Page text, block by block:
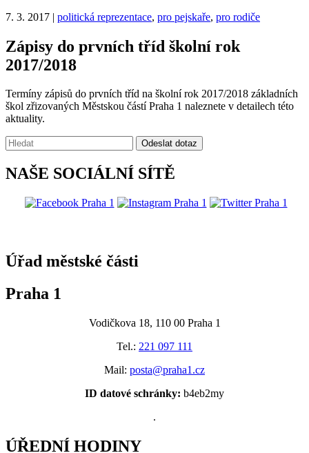
7. 3. 2017 | politická reprezentace, pro pejskaře, pro rodiče
Zápisy do prvních tříd školní rok
2017/2018
Termíny zápisů do prvních tříd na školní rok 2017/2018 základních
škol zřizovaných Městskou částí Praha 1 naleznete v detailech této
aktuality.
Vyhledávání:
Odeslat dotaz
NAŠE SOCIÁLNÍ SÍTĚ
Úřad městské části
Praha 1
Vodičkova 18, 110 00 Praha 1
Tel.: 221 097 111
Mail: posta@praha1.cz
ID datové schránky: b4eb2my
.
ÚŘEDNÍ HODINY